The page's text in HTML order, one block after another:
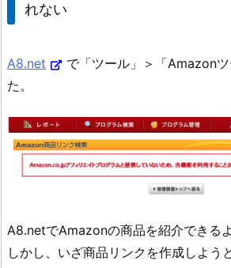
れない
A8.net
で「ツール」＞「Amazon
た。
A8.netでAmazonの商品を紹介できるよ
しかし、いざ商品リンクを作成しよう